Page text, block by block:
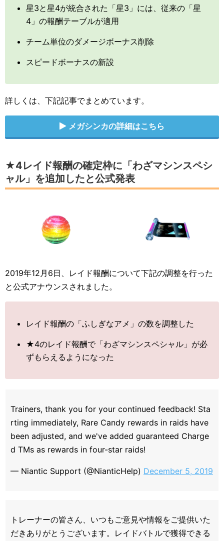
星3と星4が統合された「星3」には、従来の「星
4」の報酬テーブルが適用
チーム単位のダメージボーナス削除
スピードボーナスの新設
詳しくは、下記記事でまとめています。
メガシンカの詳細はこちら
★4レイド報酬の確定枠に「わざマシンスペシ
ャル」を追加したと公式発表
2019年12月6日、レイド報酬について下記の調整を行った
と公式アナウンスされました。
レイド報酬の「ふしぎなアメ」の数を調整した
★4のレイド報酬で「わざマシンスペシャル」が必
ずもらえるようになった
Trainers, thank you for your continued feedback! Sta
rting immediately, Rare Candy rewards in raids have
been adjusted, and we've added guaranteed Charge
d TMs as rewards in four-star raids!
— Niantic Support (@NianticHelp) December 5, 2019
トレーナーの皆さん、いつもご意見や情報をご提供いた
だきありがとうございます。レイドバトルで獲得できる